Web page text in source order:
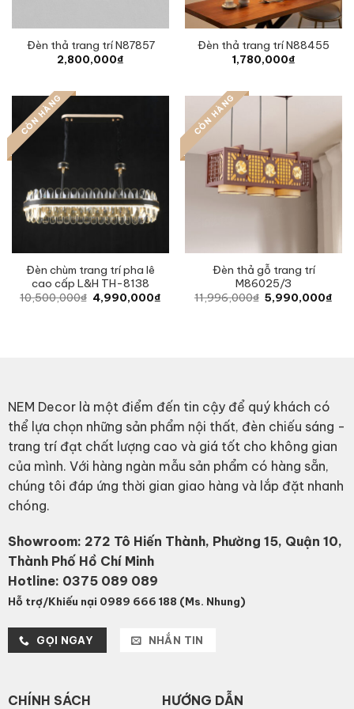
Đèn thả trang trí N87857
2,800,000₫
Đèn thả trang trí N88455
1,780,000₫
CÒN HÀNG
Đèn chùm trang trí pha lê
cao cấp L&H TH-8138
10,500,000₫ Original
price
4,990,000₫ Current
CÒN HÀNG
Đèn thả gỗ trang trí
M86025/3
11,996,000₫ Original
price
5,990,000₫
NEM Decor là một điểm đến tin cậy để quý khách có
thể lựa chọn những sản phẩm nội thất, đèn chiếu sáng -
trang trí đạt chất lượng cao và giá tốt cho không gian
của mình. Với hàng ngàn mẫu sản phẩm có hàng sẵn,
chúng tôi đáp ứng thời gian giao hàng và lắp đặt nhanh
chóng.
Showroom: 272 Tô Hiến Thành, Phường 15, Quận 10,
Thành Phố Hồ Chí Minh
Hotline: 0375 089 089
Hỗ trợ/Khiếu nại 0989 666 188 (Ms. Nhung)
GỌI NGAY NHẮN TIN
CHÍNH SÁCH HƯỚNG DẪN